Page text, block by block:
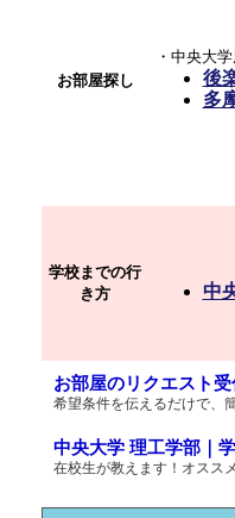
お部屋探し
・中央大
後
多
学校までの行
き方
中
お部屋のリクエスト受
希望条件を伝えるだけで、
中央大学 理工学部｜
在校生が教えます！オスス